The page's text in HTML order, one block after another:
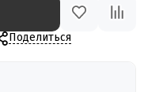
Поделиться